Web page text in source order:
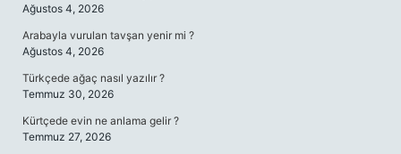
Ağustos 4, 2026
Arabayla vurulan tavşan yenir mi ?
Ağustos 4, 2026
Türkçede ağaç nasıl yazılır ?
Temmuz 30, 2026
Kürtçede evin ne anlama gelir ?
Temmuz 27, 2026